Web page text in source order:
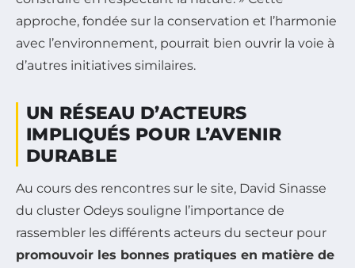
approche, fondée sur la conservation et l’harmonie
avec l’environnement, pourrait bien ouvrir la voie à
d’autres initiatives similaires.
UN RÉSEAU D’ACTEURS
IMPLIQUÉS POUR L’AVENIR
DURABLE
Au cours des rencontres sur le site, David Sinasse
du cluster Odeys souligne l’importance de
rassembler les différents acteurs du secteur pour
promouvoir les bonnes pratiques en matière de